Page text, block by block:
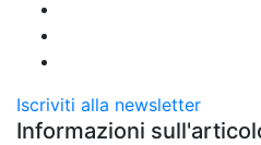
Iscriviti alla newsletter
Informazioni